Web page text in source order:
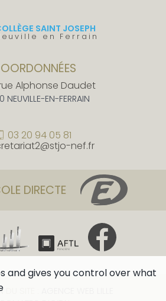
SAINT JOSEPH
en Ferrain
DU SITE :
Alphonse Daudet
EN-FERRAIN
03 20 94 05 81
nef.fr
DIRECTE
and gives you control over what